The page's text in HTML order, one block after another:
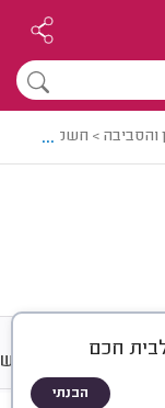
והסביבה > חשמלאי
...
חכם
הבנתי
ממוצע